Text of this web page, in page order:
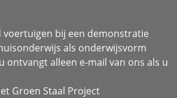
voertuigen bij een demonstratie
als onderwijsvorm
ontvangt alleen e-mail van ons als u
Groen Staal Project